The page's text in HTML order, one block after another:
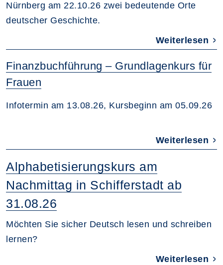
Nürnberg am 22.10.26 zwei bedeutende Orte
deutscher Geschichte.
Weiterlesen
Finanzbuchführung – Grundlagenkurs für
Frauen
Infotermin am 13.08.26, Kursbeginn am 05.09.26
Weiterlesen
Alphabetisierungskurs am
Nachmittag in Schifferstadt ab
31.08.26
Möchten Sie sicher Deutsch lesen und schreiben
lernen?
Weiterlesen